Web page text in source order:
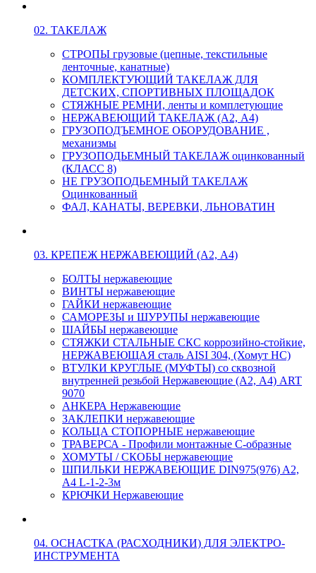
02. ТАКЕЛАЖ
СТРОПЫ грузовые (цепные, текстильные
ленточные, канатные)
КОМПЛЕКТУЮЩИЙ ТАКЕЛАЖ ДЛЯ
ДЕТСКИХ, СПОРТИВНЫХ ПЛОЩАДОК
СТЯЖНЫЕ РЕМНИ, ленты и комплетующие
НЕРЖАВЕЮЩИЙ ТАКЕЛАЖ (А2, А4)
ГРУЗОПОДЪЕМНОЕ ОБОРУДОВАНИЕ ,
механизмы
ГРУЗОПОДЬЕМНЫЙ ТАКЕЛАЖ оцинкованный
(КЛАСС 8)
НЕ ГРУЗОПОДЬЕМНЫЙ ТАКЕЛАЖ
Оцинкованный
ФАЛ, КАНАТЫ, ВЕРЕВКИ, ЛЬНОВАТИН
03. КРЕПЕЖ НЕРЖАВЕЮЩИЙ (А2, А4)
БОЛТЫ нержавеющие
ВИНТЫ нержавеющие
ГАЙКИ нержавеющие
САМОРЕЗЫ и ШУРУПЫ нержавеющие
ШАЙБЫ нержавеющие
СТЯЖКИ СТАЛЬНЫЕ СКС коррозийно-стойкие,
НЕРЖАВЕЮЩАЯ сталь AISI 304, (Хомут НС)
ВТУЛКИ КРУГЛЫЕ (МУФТЫ) со сквозной
внутренней резьбой Нержавеющие (А2, А4) ART
9070
АНКЕРА Нержавеющие
ЗАКЛЕПКИ нержавеющие
КОЛЬЦА СТОПОРНЫЕ нержавеющие
ТРАВЕРСА - Профили монтажные С-образные
ХОМУТЫ / СКОБЫ нержавеющие
ШПИЛЬКИ НЕРЖАВЕЮЩИЕ DIN975(976) A2,
А4 L-1-2-3м
КРЮЧКИ Нержавеющие
04. ОСНАСТКА (РАСХОДНИКИ) ДЛЯ ЭЛЕКТРО-
ИНСТРУМЕНТА